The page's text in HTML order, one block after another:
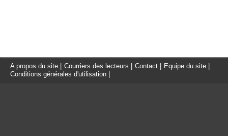
A propos du site Courriers des lecteurs Contact Equipe du site
Conditions générales d'utilisation